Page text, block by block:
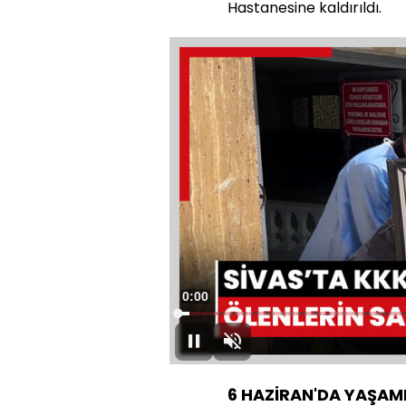
Hastanesine kaldırıldı.
DuraklatSesi
Aç
Süre
0:00
Yüklendi:
2.66%
6 HAZİRAN'DA